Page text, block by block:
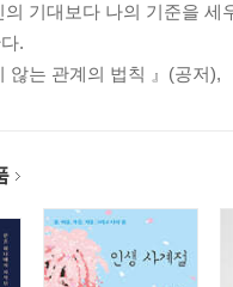
오리라는 착각 (하울)
이해할 수는 없다 (황석현)
할 선 (방수현)
도적 자유 (쓰꾸미)
마음 거리두기! (오인숙)
을 줄였습니다 (전길자)
의 기대보다 나의 기준을
.
않는 관계의 법칙 』(공저),